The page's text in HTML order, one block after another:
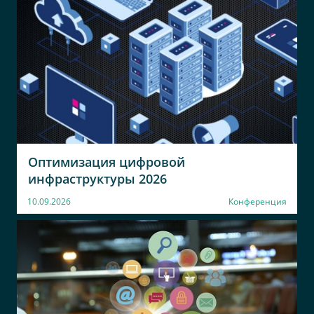
ИТ Плюс
Руководитель проектов
Академия
управления МВД
России
Адъюнкт
Академия
управления МВД
России
Адъюнкт
АУ МВД России
Адъюнкт
ВТБ
ООО Лаборатория
Заместитель Генерального
директора
ТБСС
Руководитель отдела
Логопром
Генеральный директор
ПСЦ Электроника ООО АЛОР
Оптимизация цифровой
инфраструктуры 2026
10.09.2026 Конференция